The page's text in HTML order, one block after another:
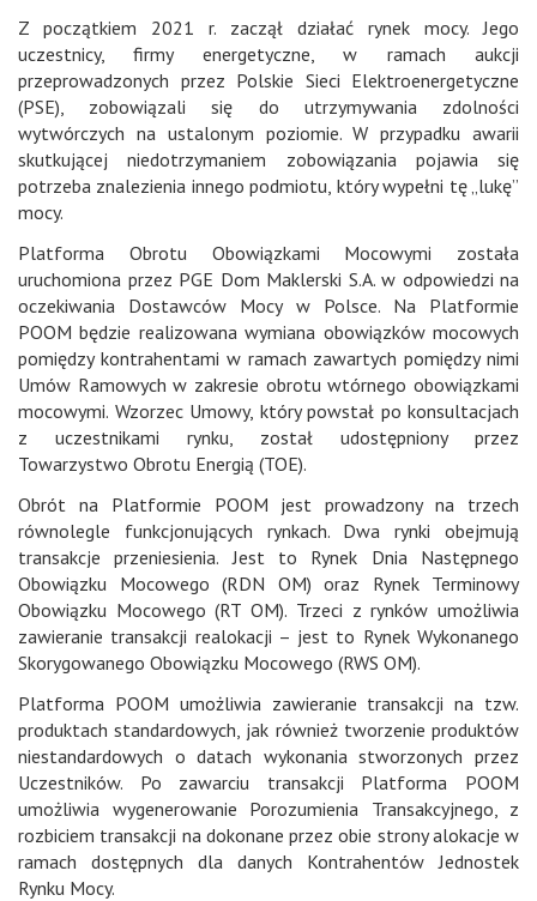
Z początkiem 2021 r. zaczął działać rynek mocy. Jego
uczestnicy, firmy energetyczne, w ramach aukcji
przeprowadzonych przez Polskie Sieci Elektroenergetyczne
(PSE), zobowiązali się do utrzymywania zdolności
wytwórczych na ustalonym poziomie. W przypadku awarii
skutkującej niedotrzymaniem zobowiązania pojawia się
potrzeba znalezienia innego podmiotu, który wypełni tę „lukę”
mocy.
Platforma Obrotu Obowiązkami Mocowymi została
uruchomiona przez PGE Dom Maklerski S.A. w odpowiedzi na
oczekiwania Dostawców Mocy w Polsce. Na Platformie
POOM będzie realizowana wymiana obowiązków mocowych
pomiędzy kontrahentami w ramach zawartych pomiędzy nimi
Umów Ramowych w zakresie obrotu wtórnego obowiązkami
mocowymi. Wzorzec Umowy, który powstał po konsultacjach
z uczestnikami rynku, został udostępniony przez
Towarzystwo Obrotu Energią (TOE).
Obrót na Platformie POOM jest prowadzony na trzech
równolegle funkcjonujących rynkach. Dwa rynki obejmują
transakcje przeniesienia. Jest to Rynek Dnia Następnego
Obowiązku Mocowego (RDN OM) oraz Rynek Terminowy
Obowiązku Mocowego (RT OM). Trzeci z rynków umożliwia
zawieranie transakcji realokacji – jest to Rynek Wykonanego
Skorygowanego Obowiązku Mocowego (RWS OM).
Platforma POOM umożliwia zawieranie transakcji na tzw.
produktach standardowych, jak również tworzenie produktów
niestandardowych o datach wykonania stworzonych przez
Uczestników. Po zawarciu transakcji Platforma POOM
umożliwia wygenerowanie Porozumienia Transakcyjnego, z
rozbiciem transakcji na dokonane przez obie strony alokacje w
ramach dostępnych dla danych Kontrahentów Jednostek
Rynku Mocy.